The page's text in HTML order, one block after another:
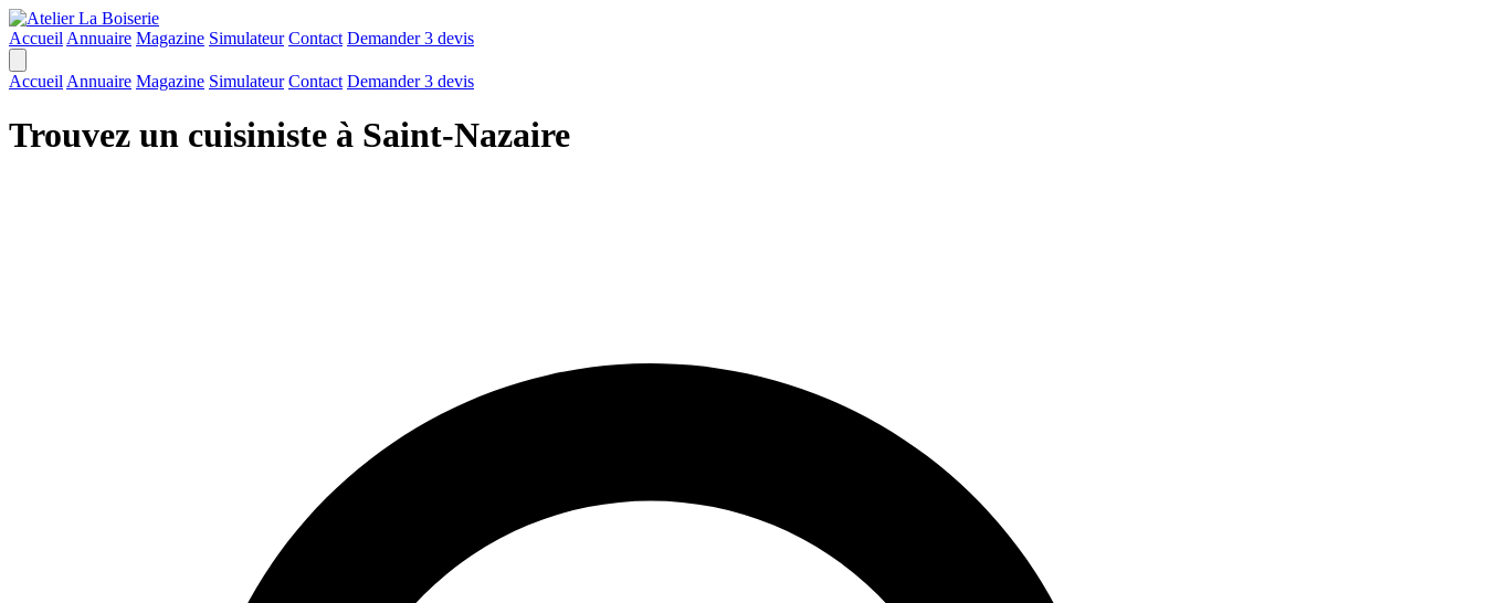
Accueil Annuaire Magazine Simulateur Contact Demander 3 devis
Accueil Annuaire Magazine Simulateur Contact Demander 3 devis
Trouvez un cuisiniste à Saint-Nazaire